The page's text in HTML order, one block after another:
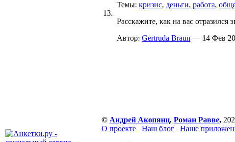
13.
Темы: кризис, деньги, работа,
Расскажите, как на вас
Автор: Gertruda Braun — 14 Фев
© Андрей Акопянц, Роман Равве,
О проекте
Наш блог Наше